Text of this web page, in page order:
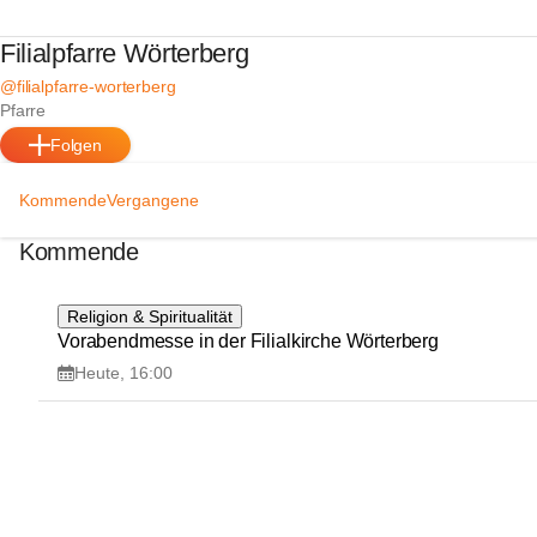
Filialpfarre Wörterberg
@filialpfarre-worterberg
Pfarre
Folgen
KommendeVergangene
Kommende
8
AUG
Religion & Spiritualität
Vorabendmesse in der Filialkirche Wörterberg
Heute, 16:00